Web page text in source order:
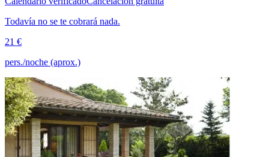
Todavía no se te cobrará nada.
21 €
pers./noche (aprox.)